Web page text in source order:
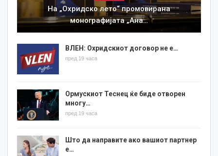
На „Охридско лето“ промовирана
монографијата „Ана…
ВЛЕН: Охридскиот договор не е…
пред 19 часа
Ормускиот Теснец ќе биде отворен
многу…
пред 19 часа
Што да направите ако вашиот партнер
е…